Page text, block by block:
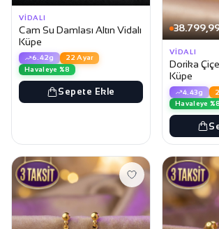
VIDALI
Cam Su Damlası Altın Vidalı
Küpe
6.42g
22 Ayar
Havaleye %8
Sepete Ekle
VIDALI
Dorika
Küpe
4.43g
Havaleye %8